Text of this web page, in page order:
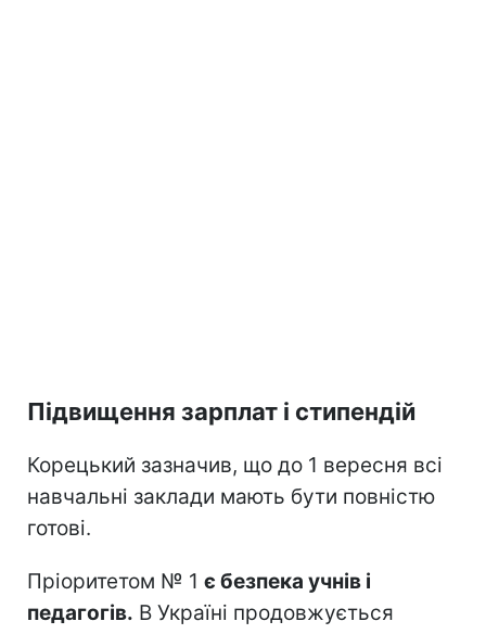
Підвищення зарплат і стипендій
Корецький зазначив, що до 1 вересня всі
навчальні заклади мають бути повністю
готові.
Пріоритетом № 1 є безпека учнів і
педагогів. В Україні продовжується